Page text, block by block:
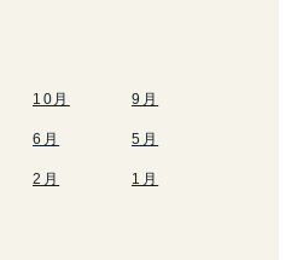
10月 9月
6月 5月
2月 1月